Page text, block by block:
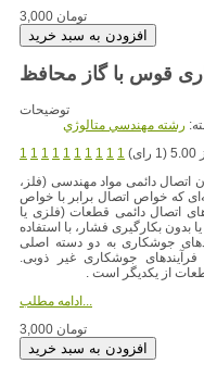
3,000 تومان
قوس با گاز محافظ
توضیحات
رشته مهندسي متالوژي
1 1 1 1 1 1 1 1 1 1
دائمی مواد مهندسی (فلز،
که خواص اتصال برابر با خواص
اتصال دائمی قطعات (فلزی یا
بدون بکارگیری فشار، با استفاده
جوشکاری به دو دسته اصلی
جوشکاری غیر ذوبی.
از یکدیگر است .
ادامه مطلب...
3,000 تومان